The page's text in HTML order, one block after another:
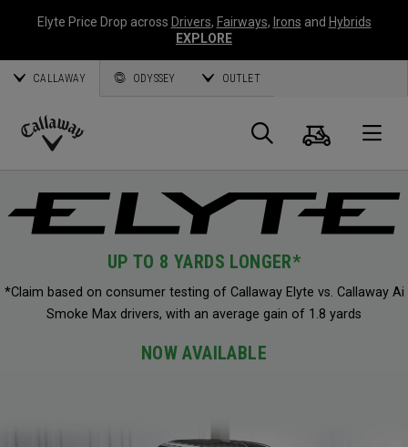
Elyte Price Drop across Drivers, Fairways, Irons and Hybrids
EXPLORE
CALLAWAY ODYSSEY OUTLET
Callaway
Golf
Suche
UP TO 8 YARDS LONGER*
*Claim based on consumer testing of Callaway Elyte vs. Callaway Ai
Smoke Max drivers, with an average gain of 1.8 yards
NOW AVAILABLE